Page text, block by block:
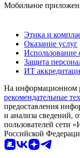
Мобильное
Этика и
Оказание услуг
Использование
Защита
ИТ
На информационном
рекомендательные
предоставления
и анализа сведений,
пользователей сети
Российской